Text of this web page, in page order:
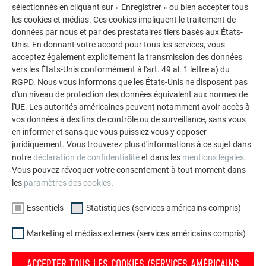
Votre maison au look PREFA
Nous vous présentons un montage photo de l’aspect
PREFA.
sélectionnés en cliquant sur « Enregistrer » ou bien accepter tous
les cookies et médias. Ces cookies impliquent le traitement de
données par nous et par des prestataires tiers basés aux États-
Unis. En donnant votre accord pour tous les services, vous
acceptez également explicitement la transmission des données
vers les États-Unis conformément à l'art. 49 al. 1 lettre a) du
RGPD. Nous vous informons que les États-Unis ne disposent pas
d'un niveau de protection des données équivalent aux normes de
l'UE. Les autorités américaines peuvent notamment avoir accès à
vos données à des fins de contrôle ou de surveillance, sans vous
en informer et sans que vous puissiez vous y opposer
juridiquement. Vous trouverez plus d'informations à ce sujet dans
notredéclaration de confidentialitéet dans les mentions légales.
Vous pouvez révoquer votre consentement à tout moment dans
les paramètres des cookies.
Essentiels Statistiques (services américains compris)
Marketing et médias externes (services américains compris)